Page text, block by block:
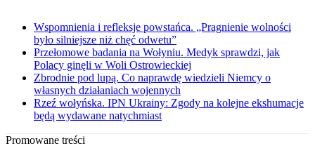
Wspomnienia i refleksje powstańca. „Pragnienie wolności
było silniejsze niż chęć odwetu”
Przełomowe badania na Wołyniu. Medyk sprawdzi, jak
Polacy ginęli w Woli Ostrowieckiej
Zbrodnie pod lupą. Co naprawdę wiedzieli Niemcy o
własnych działaniach wojennych
Rzeź wołyńska. IPN Ukrainy: Zgody na kolejne ekshumacje
będą wydawane natychmiast
Promowane treści